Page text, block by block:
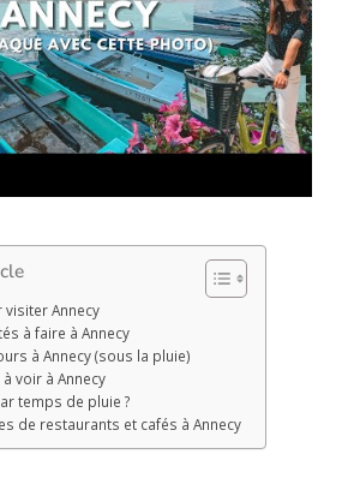
Annecy
à faire à Annecy
à Annecy (sous la pluie)
voir à Annecy
temps de pluie ?
de restaurants et cafés à Annecy